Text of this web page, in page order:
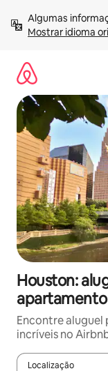
para
Mostrar idioma
Houston:
Encontre
incríveis no
Localização